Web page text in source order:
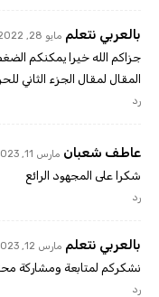
بالعربي نتعلم مايو 28, 2022 في 12:34 م
جزاكم الله خيرا يمكنكم
المقال لمقال الجزء الثاني
رد
عاطف شعبان مارس 11, 2023 في 11:20 ص
شكرا على المجهود الرائع
رد
بالعربي نتعلم مارس 12, 2023 في 4:17 م
نشكركم لمتابعة ومشاركة
رد